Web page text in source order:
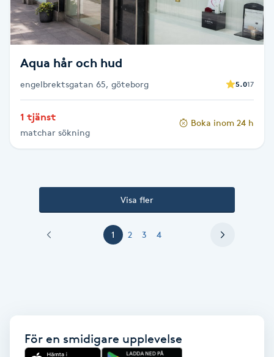
Träning
Vaccination
Vampyrbehandling
Veterinär
Volymfransar
Aqua hår och hud
engelbrektsgatan 65, göteborg 5.017
1 tjänst
matchar sökning
Boka inom 24 h
Visa fler
1 2 3 4
För en smidigare upplevelse